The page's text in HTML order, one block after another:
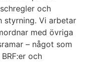
och
styrning. Vi arbetar
med övriga
– något som
och